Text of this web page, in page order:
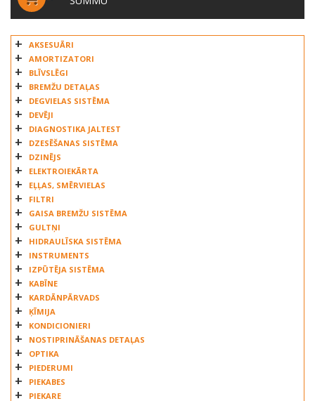
AKSESUĀRI
AMORTIZATORI
BLĪVSLĒGI
BREMŽU DETAĻAS
DEGVIELAS SISTĒMA
DEVĒJI
DIAGNOSTIKA JALTEST
DZESĒŠANAS SISTĒMA
DZINĒJS
ELEKTROIEKĀRTA
EĻĻAS, SMĒRVIELAS
FILTRI
GAISA BREMŽU SISTĒMA
GULTŅI
HIDRAULĪSKA SISTĒMA
INSTRUMENTS
IZPŪTĒJA SISTĒMA
KABĪNE
KARDĀNPĀRVADS
ĶĪMIJA
KONDICIONIERI
NOSTIPRINĀŠANAS DETAĻAS
OPTIKA
PIEDERUMI
PIEKABES
PIEKARE